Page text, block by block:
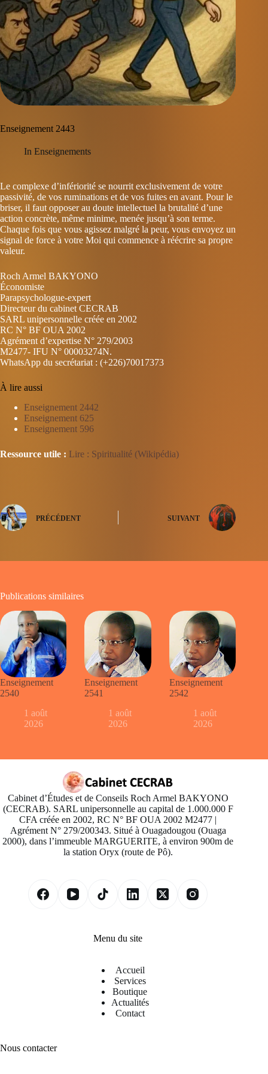
Enseignement 2443
In Enseignements
Le complexe d’infériorité se nourrit exclusivement de votre
passivité, de vos ruminations et de vos fuites en avant. Pour le
briser, il faut opposer au doute intellectuel la brutalité d’une
action concrète, même minime, menée jusqu’à son terme.
Chaque fois que vous agissez malgré la peur, vous envoyez un
signal de force à votre Moi qui commence à réécrire sa propre
valeur.
Roch Armel BAKYONO
Économiste
Parapsychologue-expert
Directeur du cabinet CECRAB
SARL unipersonnelle créée en 2002
RC N° BF OUA 2002
Agrément d’expertise N° 279/2003
M2477- IFU N° 00003274N.
WhatsApp du secrétariat : (+226)70017373
À lire aussi
Enseignement 2442
Enseignement 625
Enseignement 596
Ressource utile : Lire : Spiritualité (Wikipédia)
PRÉCÉDENT SUIVANT
Publications similaires
Enseignement
2540
1 août
2026
Enseignement
2541
1 août
2026
Enseignement
2542
1 août
2026
Cabinet d’Études et de Conseils Roch Armel BAKYONO
(CECRAB). SARL unipersonnelle au capital de 1.000.000 F
CFA créée en 2002, RC N° BF OUA 2002 M2477 |
Agrément N° 279/200343. Situé à Ouagadougou (Ouaga
2000), dans l’immeuble MARGUERITE, à environ 900m de
la station Oryx (route de Pô).
Menu du site
Accueil
Services
Boutique
Actualités
Contact
Nous contacter